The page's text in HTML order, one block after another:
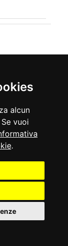
alcun
vuoi
.